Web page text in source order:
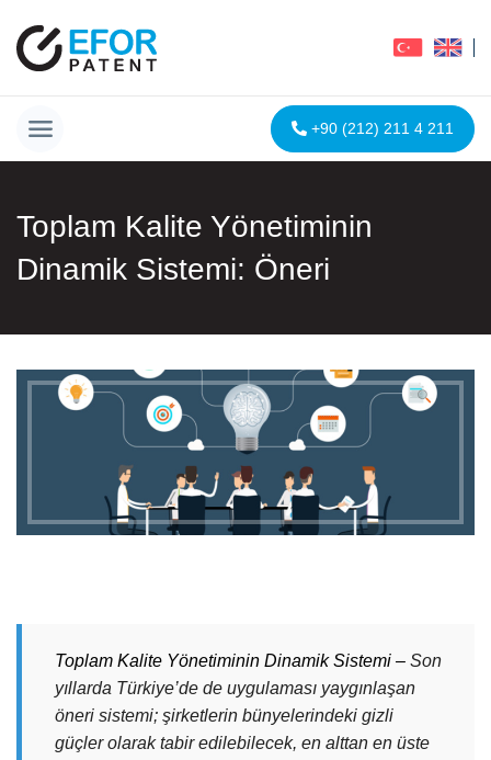
+90 (212) 211 4 211
Toplam Kalite Yönetiminin
Dinamik Sistemi: Öneri
Toplam Kalite Yönetiminin Dinamik Sistemi – Son
yıllarda Türkiye’de de uygulaması yaygınlaşan
öneri sistemi; şirketlerin bünyelerindeki gizli
güçler olarak tabir edilebilecek, en alttan en üste